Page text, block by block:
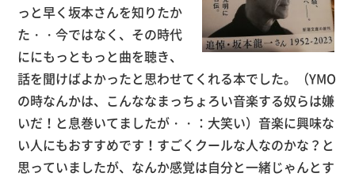
っと早く坂本さんを知りたか
た・・今ではなく、その時代
ににもっともっと曲を聴き、
話を聞けばよかったと思わせてくれる本でした。（YMO
の時なんかは、こんななまっちょろい音楽する奴らは嫌
いだ！と息巻いてましたが・・：大笑い）音楽に興味な
い人にもおすすめです！すごくクールな人なのかな？と
思っていましたが、なんか感覚は自分と一緒じゃんとす